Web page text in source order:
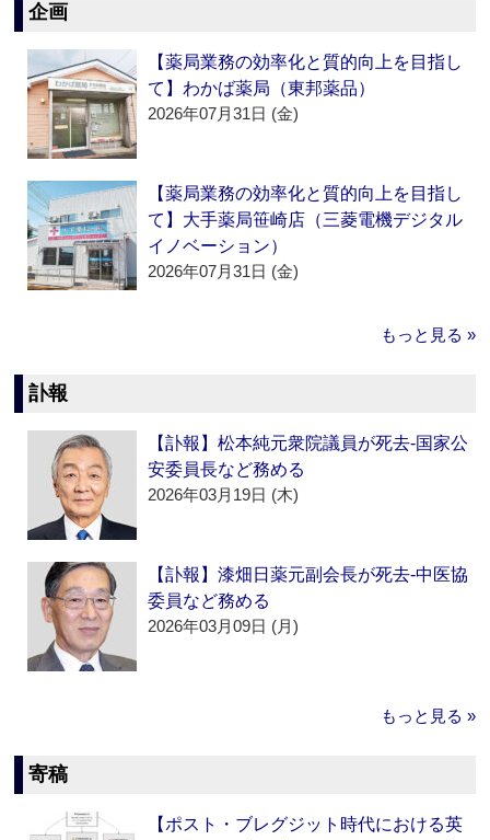
企画
【薬局業務の効率化と質的向上を目指し
て】わかば薬局（東邦薬品）
2026年07月31日 (金)
【薬局業務の効率化と質的向上を目指し
て】大手薬局笹崎店（三菱電機デジタル
イノベーション）
2026年07月31日 (金)
もっと見る »
訃報
【訃報】松本純元衆院議員が死去‐国家公
安委員長など務める
2026年03月19日 (木)
【訃報】漆畑日薬元副会長が死去‐中医協
委員など務める
2026年03月09日 (月)
もっと見る »
寄稿
【ポスト・ブレグジット時代における英